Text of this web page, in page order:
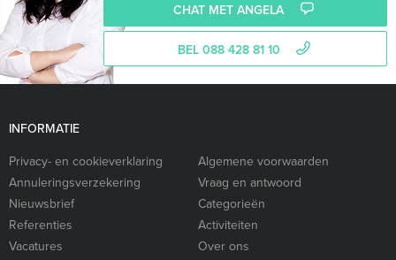
CHAT MET ANGELA
BEL 088 428 81 10
INFORMATIE
Privacy- en cookieverklaring
Algemene voorwaarden
Annuleringsverzekering
Vraag en antwoord
Nieuwsbrief
Categorieën
Referenties
Activiteiten
Vacatures
Over ons